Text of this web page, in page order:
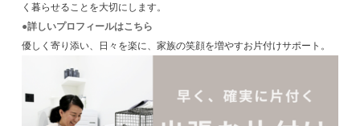
く暮らせることを大切にします。
●詳しいプロフィールはこちら
優しく寄り添い、日々を楽に、家族の笑顔を増やすお片付けサポート。